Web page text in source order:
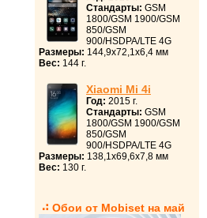
Стандарты: GSM
1800/GSM 1900/GSM
850/GSM
900/HSDPA/LTE 4G
Размеры: 144,9x72,1x6,4 мм
Вес: 144 г.
Xiaomi Mi 4i
Год: 2015 г.
Стандарты: GSM
1800/GSM 1900/GSM
850/GSM
900/HSDPA/LTE 4G
Размеры: 138,1x69,6x7,8 мм
Вес: 130 г.
Обои от Mobiset на май